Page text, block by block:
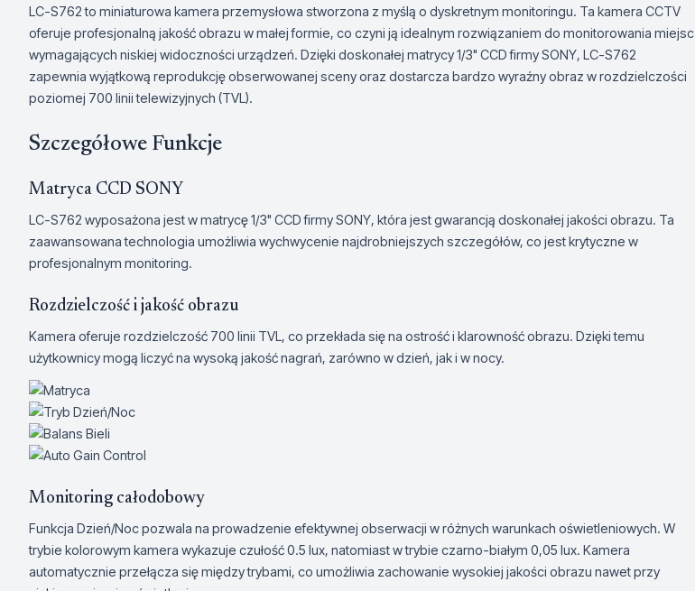
LC-S762 to miniaturowa kamera przemysłowa stworzona z myślą o dyskretnym monitoringu. Ta kamera CCTV
oferuje profesjonalną jakość obrazu w małej formie, co czyni ją idealnym rozwiązaniem do monitorowania miejsc
wymagających niskiej widoczności urządzeń. Dzięki doskonałej matrycy 1/3" CCD firmy SONY, LC-S762
zapewnia wyjątkową reprodukcję obserwowanej sceny oraz dostarcza bardzo wyraźny obraz w rozdzielczości
poziomej 700 linii telewizyjnych (TVL).
Szczegółowe Funkcje
Matryca CCD SONY
LC-S762 wyposażona jest w matrycę 1/3" CCD firmy SONY, która jest gwarancją doskonałej jakości obrazu. Ta
zaawansowana technologia umożliwia wychwycenie najdrobniejszych szczegółów, co jest krytyczne w
profesjonalnym monitoring.
Rozdzielczość i jakość obrazu
Kamera oferuje rozdzielczość 700 linii TVL, co przekłada się na ostrość i klarowność obrazu. Dzięki temu
użytkownicy mogą liczyć na wysoką jakość nagrań, zarówno w dzień, jak i w nocy.
Monitoring całodobowy
Funkcja Dzień/Noc pozwala na prowadzenie efektywnej obserwacji w różnych warunkach oświetleniowych. W
trybie kolorowym kamera wykazuje czułość 0.5 lux, natomiast w trybie czarno-białym 0,05 lux. Kamera
automatycznie przełącza się między trybami, co umożliwia zachowanie wysokiej jakości obrazu nawet przy